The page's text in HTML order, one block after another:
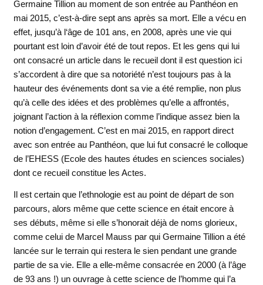
Germaine Tillion au moment de son entrée au Panthéon en
mai 2015, c’est-à-dire sept ans après sa mort. Elle a vécu en
effet, jusqu’à l‘âge de 101 ans, en 2008, après une vie qui
pourtant est loin d’avoir été de tout repos. Et les gens qui lui
ont consacré un article dans le recueil dont il est question ici
s’accordent à dire que sa notoriété n’est toujours pas à la
hauteur des événements dont sa vie a été remplie, non plus
qu’à celle des idées et des problèmes qu’elle a affrontés,
joignant l’action à la réflexion comme l’indique assez bien la
notion d’engagement. C’est en mai 2015, en rapport direct
avec son entrée au Panthéon, que lui fut consacré le colloque
de l’EHESS (Ecole des hautes études en sciences sociales)
dont ce recueil constitue les Actes.
Il est certain que l’ethnologie est au point de départ de son
parcours, alors même que cette science en était encore à
ses débuts, même si elle s’honorait déjà de noms glorieux,
comme celui de Marcel Mauss par qui Germaine Tillion a été
lancée sur le terrain qui restera le sien pendant une grande
partie de sa vie. Elle a elle-même consacrée en 2000 (à l’âge
de 93 ans !) un ouvrage à cette science de l’homme qui l’a